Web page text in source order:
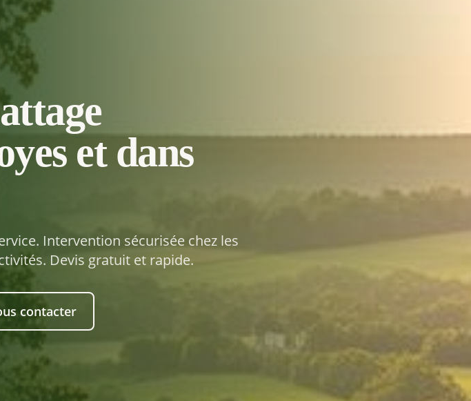
et dans
Intervention sécurisée chez les
Devis gratuit et rapide.
contacter